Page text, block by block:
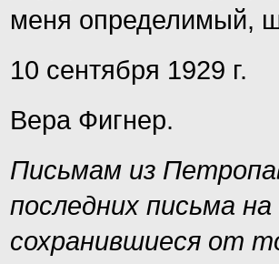
меня определимый,
10 сентября 1929 г.
Вера Фигнер.
Письмам из
последних письма
сохранившиеся от